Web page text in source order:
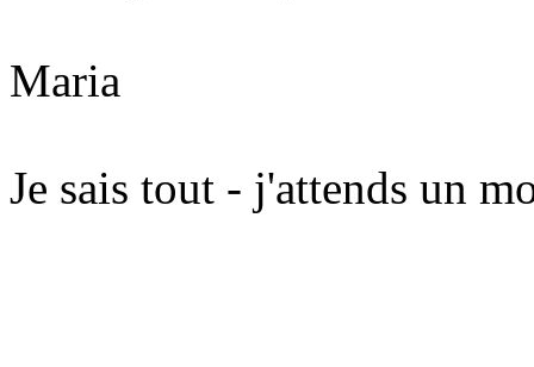
Maria
Je sais tout - j'attends un